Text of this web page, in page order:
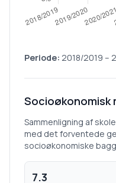
Periode: 2018/2019 –
Socioøkonomisk
Sammenligning af
med det forventede
socioøkonomiske
7.3